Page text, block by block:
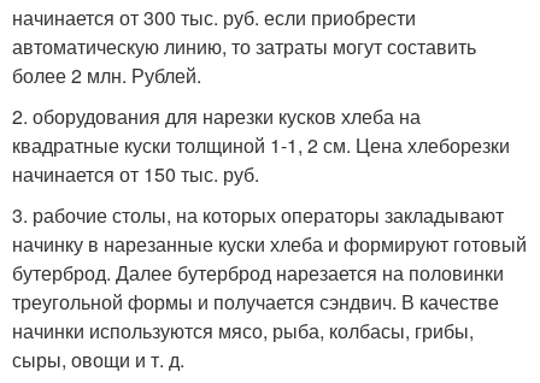
начинается от 300 тыс. руб. если приобрести
автоматическую линию, то затраты могут составить
более 2 млн. Рублей.
2. оборудования для нарезки кусков хлеба на
квадратные куски толщиной 1-1, 2 см. Цена хлеборезки
начинается от 150 тыс. руб.
3. рабочие столы, на которых операторы закладывают
начинку в нарезанные куски хлеба и формируют готовый
бутерброд. Далее бутерброд нарезается на половинки
треугольной формы и получается сэндвич. В качестве
начинки используются мясо, рыба, колбасы, грибы,
сыры, овощи и т. д.